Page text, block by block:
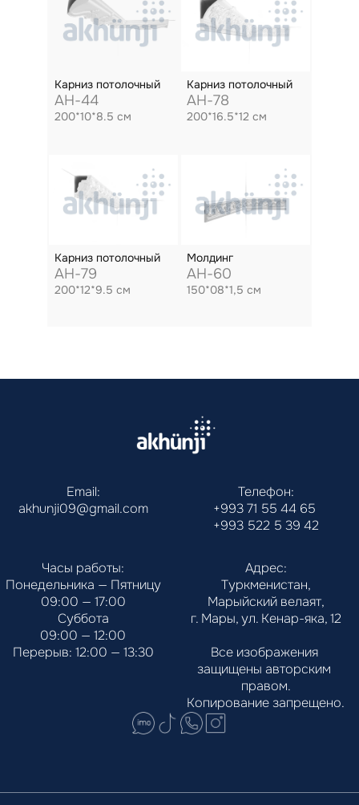
Карниз потолочный
AH-44
200*10*8.5 см
Карниз потолочный
AH-78
200*16.5*12 см
Карниз потолочный
AH-79
200*12*9.5 см
Молдинг
AH-60
150*08*1,5 см
Email:
akhunji09@gmail.com
Телефон:
+993 71 55 44 65
+993 522 5 39 42
Часы работы:
Понедельника — Пятницу
09:00 — 17:00
Суббота
09:00 — 12:00
Перерыв: 12:00 — 13:30
Адрес:
Туркменистан,
Марыйский велаят,
г. Мары, ул. Кенар-яка, 12
Все изображения
защищены авторским
правом.
Копирование запрещено.